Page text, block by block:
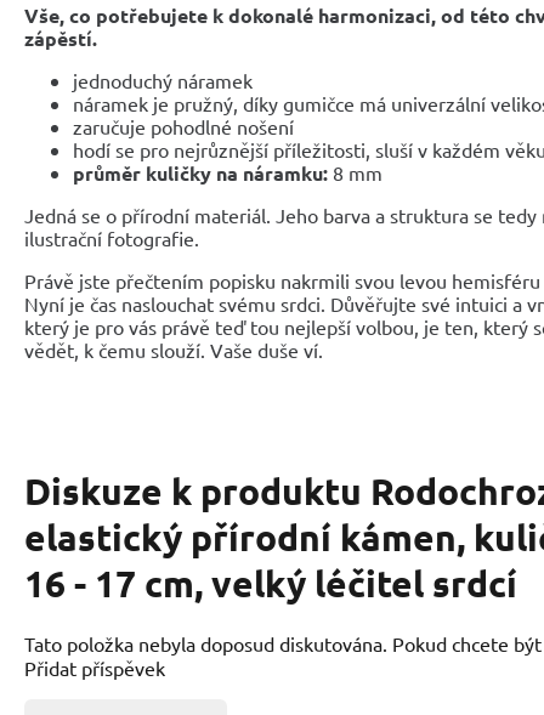
Vše, co potřebujete k dokonalé harmonizaci, od této
zápěstí.
jednoduchý náramek
náramek je pružný, díky gumičce má univerzální
zaručuje pohodlné nošení
hodí se pro nejrůznější příležitosti, sluší v každém
průměr kuličky na náramku: 8 mm
Jedná se o přírodní materiál. Jeho barva a struktura se
ilustrační fotografie.
Právě jste přečtením popisku nakrmili svou levou
Nyní je čas naslouchat svému srdci. Důvěřujte své intuici a
který je pro vás právě teď tou nejlepší volbou, je ten, který
vědět, k čemu slouží. Vaše duše ví.
Diskuze k produktu
elastický přírodní kámen,
16 - 17 cm, velký léčitel srdcí
Tato položka nebyla doposud diskutována. Pokud chcete
Přidat příspěvek